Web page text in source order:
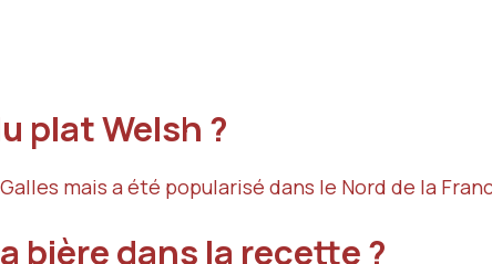
plat Welsh ?
mais a été popularisé dans le Nord de la
bière dans la recette ?